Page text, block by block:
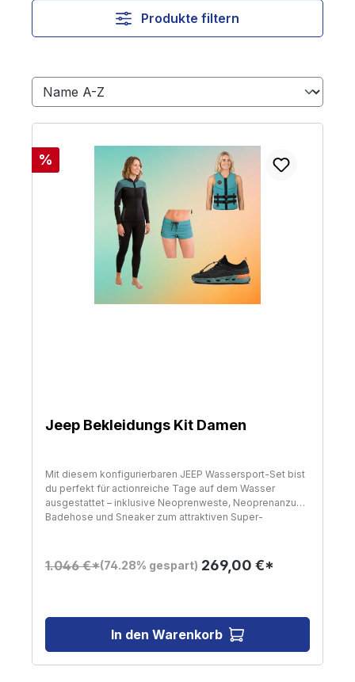
Produkte filtern
Rabatt
%
Jeep Bekleidungs Kit Damen
Mit diesem konfigurierbaren JEEP Wassersport-Set bist
du perfekt für actionreiche Tage auf dem Wasser
ausgestattet – inklusive Neoprenweste, Neoprenanzug,
Badehose und Sneaker zum attraktiven Super-
hoher Bewegungsfreiheit. Die JEEP Neoprene Vest sorgt
mit flexiblem Neopren, 50N-Auftrieb und ergonomischer
den JEEP Long John & Jacket Wetsuit aus flexiblem 2
mm Full-Stretch-Neopren, der angenehme
Wärmeisolierung, hohe Beweglichkeit und robusten
1.046 €*(74.28% gespart) 269,00 €*
In den Warenkorb